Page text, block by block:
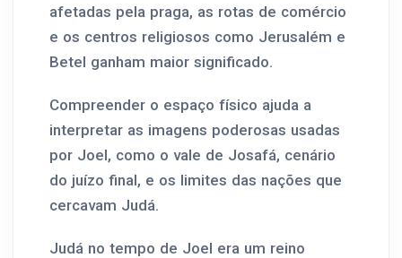
afetadas pela praga, as rotas de comércio
e os centros religiosos como Jerusalém e
Betel ganham maior significado.
Compreender o espaço físico ajuda a
interpretar as imagens poderosas usadas
por Joel, como o vale de Josafá, cenário
do juízo final, e os limites das nações que
cercavam Judá.
Judá no tempo de Joel era um reino